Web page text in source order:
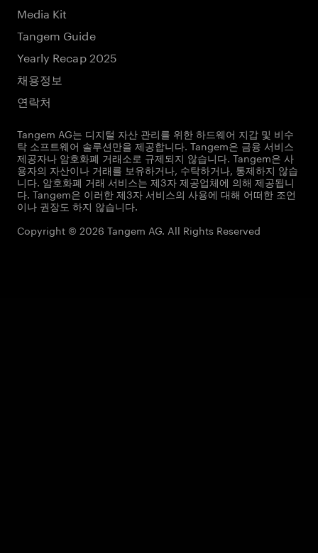
Media Kit
Tangem Guide
Yearly Recap 2025
채용정보
연락처
Tangem AG는 디지털 자산 관리를 위한 하드웨어 지갑 및 비수
탁 소프트웨어 솔루션만을 제공합니다. Tangem은 금융 서비스
제공자나 암호화폐 거래소로 규제되지 않습니다. Tangem은 사
용자의 자산이나 거래를 보유하거나, 수탁하거나, 통제하지 않습
니다. 암호화폐 거래 서비스는 제3자 제공업체에 의해 제공됩니
다. Tangem은 이러한 제3자 서비스의 사용에 대해 어떠한 조언
이나 권장도 하지 않습니다.